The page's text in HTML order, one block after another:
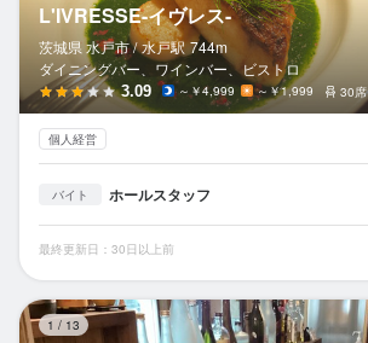
L'IVRESSE-イヴレス-
茨城県 水戸市 / 水戸駅 744m
ダイニングバー、ワインバー、ビストロ
3.09 ～￥4,999 ～￥1,999 30席
個人経営
バイト ホールスタッフ
最終更新日：30日以上前
1 / 13